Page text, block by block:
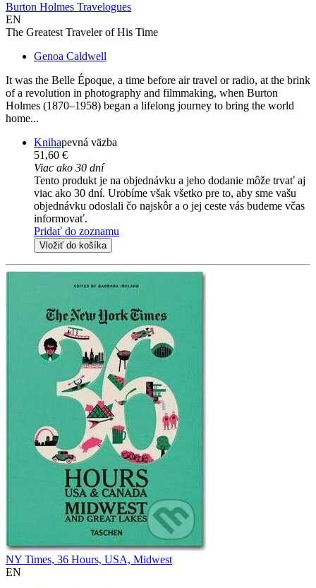
Burton Holmes Travelogues
EN
The Greatest Traveler of His Time
Genoa Caldwell
It was the Belle Époque, a time before air travel or radio, at the brink
of a revolution in photography and filmmaking, when Burton
Holmes (1870–1958) began a lifelong journey to bring the world
home...
Knihapevná väzba
51,60 €
Viac ako 30 dní
Tento produkt je na objednávku a jeho dodanie môže trvať aj
viac ako 30 dní. Urobíme však všetko pre to, aby sme vašu
objednávku odoslali čo najskôr a o jej ceste vás budeme včas
informovať.
Pridať do zoznamu
Vložiť do košíka
NY Times, 36 Hours, USA, Midwest
EN